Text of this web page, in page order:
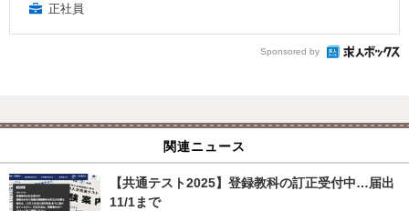
正社員
Sponsored by
関連ニュース
【共通テスト2025】登録教科の訂正受付中…届出
11/1まで